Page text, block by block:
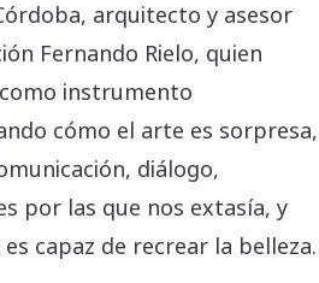
arquitecto y asesor
Fernando Rielo, quien
instrumento
cómo el arte es sorpresa,
diálogo,
por las que nos extasía, y
capaz de recrear la belleza.